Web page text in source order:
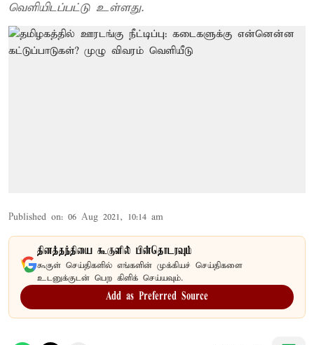
வெளியிடப்பட்டு உள்ளது.
Published on: 06 Aug 2021, 10:14 am
தினத்தந்தியை கூகுளில் பின்தொடரவும்
கூகுள் செய்திகளில் எங்களின் முக்கியச் செய்திகளை
உடனுக்குடன் பெற கிளிக் செய்யவும்.
Add as Preferred Source